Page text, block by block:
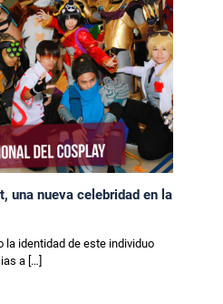
una nueva celebridad en la
la identidad de este individuo
a […]